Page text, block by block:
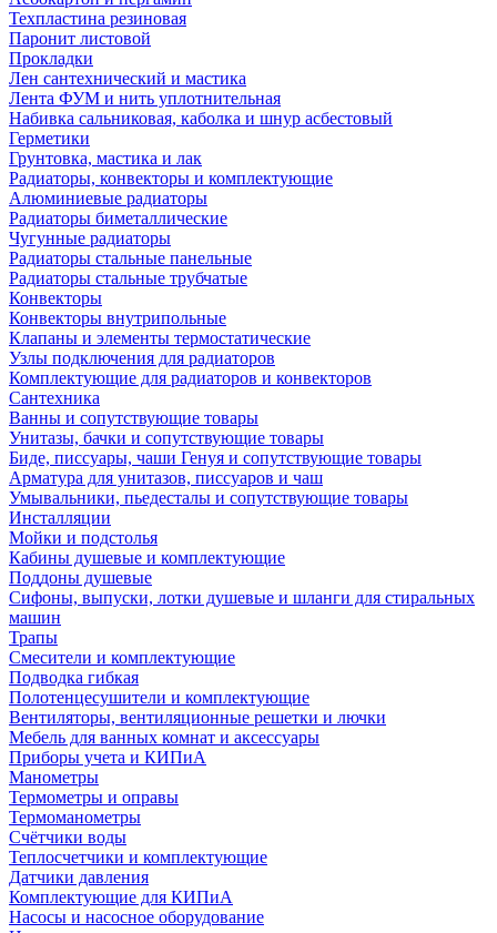
Техпластина резиновая
Паронит листовой
Прокладки
Лен сантехнический и мастика
Лента ФУМ и нить уплотнительная
Набивка сальниковая, каболка и шнур асбестовый
Герметики
Грунтовка, мастика и лак
Радиаторы, конвекторы и комплектующие
Алюминиевые радиаторы
Радиаторы биметаллические
Чугунные радиаторы
Радиаторы стальные панельные
Радиаторы стальные трубчатые
Конвекторы
Конвекторы внутрипольные
Клапаны и элементы термостатические
Узлы подключения для радиаторов
Комплектующие для радиаторов и конвекторов
Сантехника
Ванны и сопутствующие товары
Унитазы, бачки и сопутствующие товары
Биде, писсуары, чаши Генуя и сопутствующие товары
Арматура для унитазов, писсуаров и чаш
Умывальники, пьедесталы и сопутствующие товары
Инсталляции
Мойки и подстолья
Кабины душевые и комплектующие
Поддоны душевые
Сифоны, выпуски, лотки душевые и шланги для стиральных
машин
Трапы
Смесители и комплектующие
Подводка гибкая
Полотенцесушители и комплектующие
Вентиляторы, вентиляционные решетки и лючки
Мебель для ванных комнат и аксессуары
Приборы учета и КИПиА
Манометры
Термометры и оправы
Термоманометры
Счётчики воды
Теплосчетчики и комплектующие
Датчики давления
Комплектующие для КИПиА
Насосы и насосное оборудование